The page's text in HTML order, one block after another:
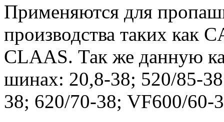
Применяются для
производства таких как
CLAAS. Так же данную
шинах: 20,8-38; 520/85-
38; 620/70-38; VF600/60-